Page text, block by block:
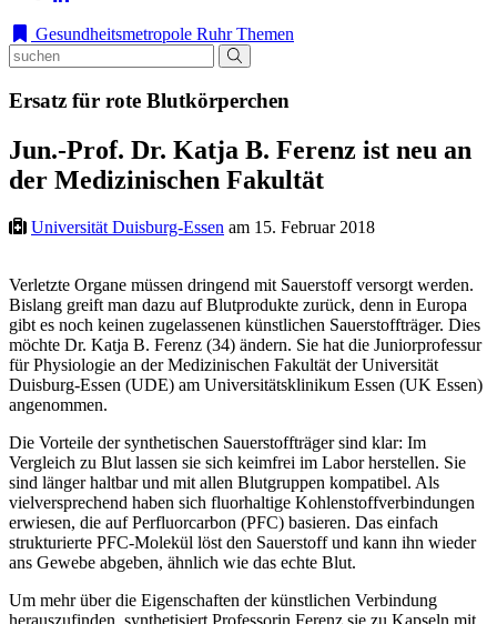
Gesundheitsmetropole Ruhr Themen
Ersatz für rote Blutkörperchen
Jun.-Prof. Dr. Katja B. Ferenz ist neu an
der Medizinischen Fakultät
Universität Duisburg-Essen am 15. Februar 2018
Verletzte Organe müssen dringend mit Sauerstoff versorgt werden.
Bislang greift man dazu auf Blutprodukte zurück, denn in Europa
gibt es noch keinen zugelassenen künstlichen Sauerstoffträger. Dies
möchte Dr. Katja B. Ferenz (34) ändern. Sie hat die Juniorprofessur
für Physiologie an der Medizinischen Fakultät der Universität
Duisburg-Essen (UDE) am Universitätsklinikum Essen (UK Essen)
angenommen.
Die Vorteile der synthetischen Sauerstoffträger sind klar: Im
Vergleich zu Blut lassen sie sich keimfrei im Labor herstellen. Sie
sind länger haltbar und mit allen Blutgruppen kompatibel. Als
vielversprechend haben sich fluorhaltige Kohlenstoffverbindungen
erwiesen, die auf Perfluorcarbon (PFC) basieren. Das einfach
strukturierte PFC-Molekül löst den Sauerstoff und kann ihn wieder
ans Gewebe abgeben, ähnlich wie das echte Blut.
Um mehr über die Eigenschaften der künstlichen Verbindung
herauszufinden, synthetisiert Professorin Ferenz sie zu Kapseln mit